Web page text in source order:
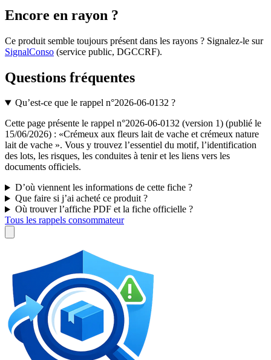
Encore en rayon ?
Ce produit semble toujours présent dans les rayons ? Signalez-le sur
SignalConso (service public, DGCCRF).
Questions fréquentes
Qu’est-ce que le rappel n°2026-06-0132 ?
Cette page présente le rappel n°2026-06-0132 (version 1) (publié le
15/06/2026) : «Crémeux aux fleurs lait de vache et crémeux nature
lait de vache ». Vous y trouvez l’essentiel du motif, l’identification
des lots, les risques, les conduites à tenir et les liens vers les
documents officiels.
D’où viennent les informations de cette fiche ?
Que faire si j’ai acheté ce produit ?
Où trouver l’affiche PDF et la fiche officielle ?
Tous les rappels consommateur